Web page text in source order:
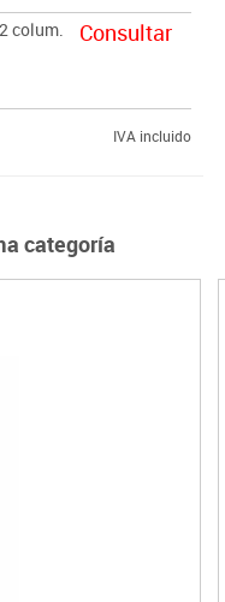
colum.
Consultar
IVA incluido
categoría